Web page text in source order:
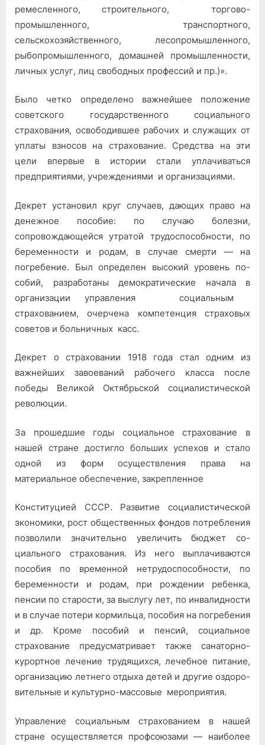
ремесленного, строительного, торгово-
промышленного, транспортного,
сельскохозяйственного, лесо­промышленного,
рыбопромыш­ленного, домашней промыш­ленности,
личных услуг, лиц свободных профессий и пр.)».
Было четко определено важ­нейшее положение
советского государственного социального
страхования, освободившее ра­бочих и служащих от
уплаты взносов на страхование. Сред­ства на эти
цели впервые в ис­тории стали уплачиваться
предприятиями, учреждения­ми и организациями.
Декрет установил круг слу­чаев, дающих право на
денеж­ное пособие: по случаю болез­ни,
сопровождающейся утра­той трудоспособности, по
бере­менности и родам, в случае смерти — на
погребение. Был определен высокий уровень по­
собий, разработаны демократи­ческие начала в
организации управления социальным
страхованием, очерчена компетен­ция страховых
советов и боль­ничных касс.
Декрет о страховании 1918 года стал одним из
важнейших завоеваний рабочего класса по­сле
победы Великой Октябрь­ской социалистической
рево­люции.
За прошедшие годы социаль­ное страхование в
нашей стра­не достигло больших успехов и стало
одной из форм осуществ­ления права на
материальное обеспечение, закрепленное
Конституцией СССР. Развитие социалистической
экономики, рост общественных фондов по­требления
позволили значи­тельно увеличить бюджет со­
циального страхования. Из него выплачиваются
пособия по временной нетрудоспособ­ности, по
беременности и ро­дам, при рождении ребенка,
пенсии по старости, за выслугу лет, по инвалидности
и в слу­чае потери кормильца, пособия на погребения
и др. Кроме по­собий и пенсий, социальное
страхование предусматривает также санаторно-
курортное ле­чение трудящихся, лечебное питание,
организацию летнего отдыха детей и другие оздоро­
вительные и культурно-массо­вые мероприятия.
Управление социальным стра­хованием в нашей
стране осу­ществляется профсоюзами — наиболее